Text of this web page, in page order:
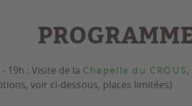
- 19h : Visite de la Chapelle du CROUS
voir ci-dessous, places limitées)